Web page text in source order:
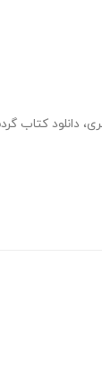
، دانلود کتاب